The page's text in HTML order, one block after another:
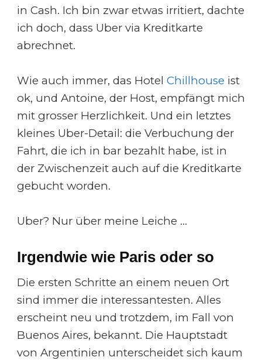
in Cash. Ich bin zwar etwas irritiert, dachte
ich doch, dass Uber via Kreditkarte
abrechnet.
Wie auch immer, das Hotel Chillhouse ist
ok, und Antoine, der Host, empfängt mich
mit grosser Herzlichkeit. Und ein letztes
kleines Uber-Detail: die Verbuchung der
Fahrt, die ich in bar bezahlt habe, ist in
der Zwischenzeit auch auf die Kreditkarte
gebucht worden.
Uber? Nur über meine Leiche …
Irgendwie wie Paris oder so
Die ersten Schritte an einem neuen Ort
sind immer die interessantesten. Alles
erscheint neu und trotzdem, im Fall von
Buenos Aires, bekannt. Die Hauptstadt
von Argentinien unterscheidet sich kaum